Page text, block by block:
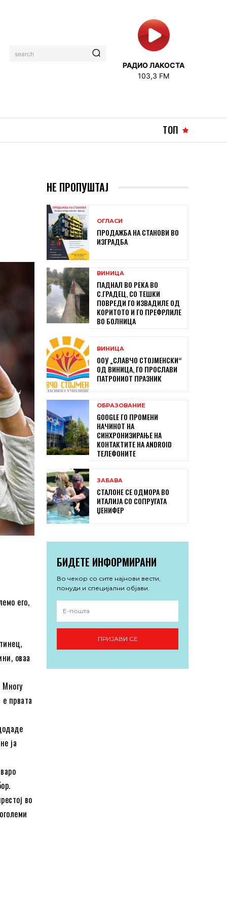
search
РАДИО ЛАКОСТА
103,3 FM
ТОП
его,
оваа
првата
ја
во
НЕ ПРОПУШТАЈ
ОГЛАСИ
ПРОДАЖБА НА СТАНОВИ ВО
ИЗГРАДБА
ВИНИЦА
ПАДНАЛ ВО РЕКА ВО
С.ГРАДЕЦ, СО ТЕШКИ
ПОВРЕДИ ГО ИЗВАДИЛЕ ОД
КОРИТОТО И ГО ПРЕФРЛИЛЕ
ВО БОЛНИЦА
ВИНИЦА
ООУ „СЛАВЧО СТОЈМЕНСКИ“
ОД ВИНИЦА, ГО ПРОСЛАВИ
ПАТРОНИОТ ПРАЗНИК
ОБРАЗОВАНИЕ
GOOGLE ГО ПРОМЕНИ
НАЧИНОТ НА
СИНХРОНИЗИРАЊЕ НА
КОНТАКТИТЕ НА ANDROID
ТЕЛЕФОНИТЕ
ЗАБАВА
СТАЛОНЕ СЕ ОДМОРА ВО
ИТАЛИЈА СО СОПРУГАТА
ЏЕНИФЕР
БИДЕТЕ ИНФОРМИРАНИ
Во чекор со сите најнови вести,
понуди и специјални објави.
ПРИЈАВИ СЕ